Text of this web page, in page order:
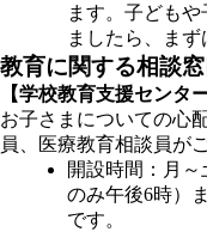
ます。子ども
ましたら、まず
教育に関する相談窓
【学校教育支援センタ
お子さまについての心
員、医療教育相談員が
開設時間：月
のみ午後6時）
です。